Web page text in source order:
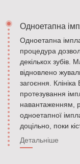
Одноетапна
Одноетапна
процедура
декількох зубів.
відновлено
загоєння.
протезування
навантаженням,
одноетапної
доцільно, поки
Детальніше